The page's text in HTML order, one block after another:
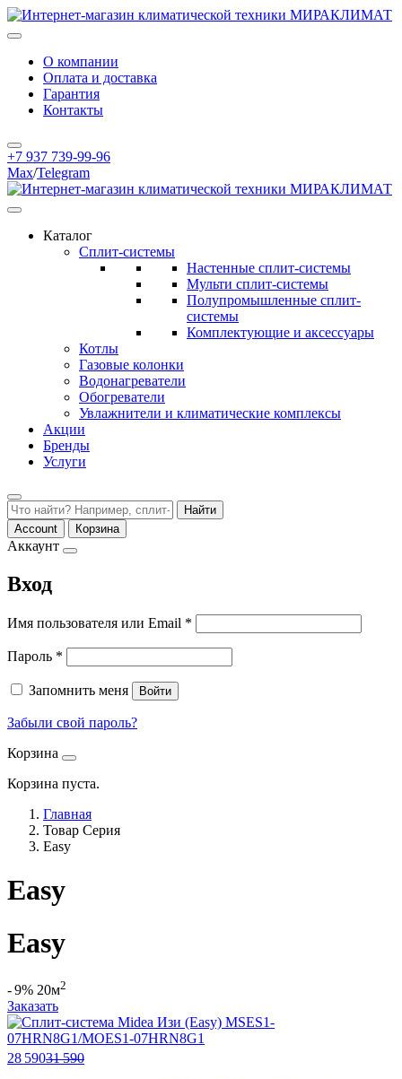
О компании
Оплата и доставка
Гарантия
Контакты
+7 937 739-99-96
Max/Telegram
Каталог
Сплит-системы
Настенные сплит-системы
Мульти сплит-системы
Полупромышленные сплит-
системы
Комплектующие и аксессуары
Котлы
Газовые колонки
Водонагреватели
Обогреватели
Увлажнители и климатические комплексы
Акции
Бренды
Услуги
Найти
Account
Корзина
Аккаунт
Вход
Имя пользователя или Email *
Пароль *
Запомнить меня Войти
Забыли свой пароль?
Корзина
Корзина пуста.
Главная
Товар Серия
Easy
Easy
Easy
- 9% 20м2
Заказать
28 59031 590